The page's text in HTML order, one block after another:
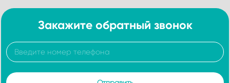
Закажите обратный звонок